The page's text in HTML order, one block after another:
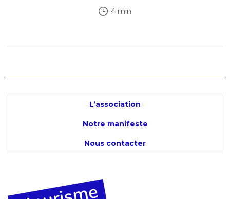
4 min
L’association
Notre manifeste
Nous contacter